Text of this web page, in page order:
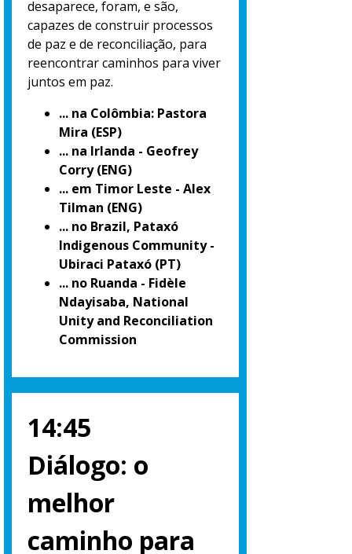
desaparece, foram, e são,
capazes de construir processos
de paz e de reconciliação, para
reencontrar caminhos para viver
juntos em paz.
... na Colômbia: Pastora
Mira (ESP)
... na Irlanda - Geofrey
Corry (ENG)
... em Timor Leste - Alex
Tilman (ENG)
... no Brazil, Pataxó
Indigenous Community -
Ubiraci Pataxó (PT)
... no Ruanda - Fidèle
Ndayisaba, National
Unity and Reconciliation
Commission
14:45
Diálogo: o
melhor
caminho para